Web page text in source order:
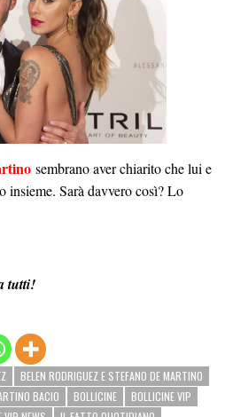
sembrano aver chiarito che lui e
insieme. Sarà davvero così? Lo
tutti!
BELEN RODRIGUEZ E STEFANO DE MARTINO
BACIO
BOLLICINE
BOLLICINE VIP